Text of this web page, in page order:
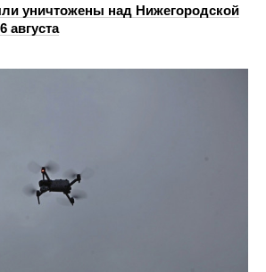
уничтожены над Нижегородской
августа